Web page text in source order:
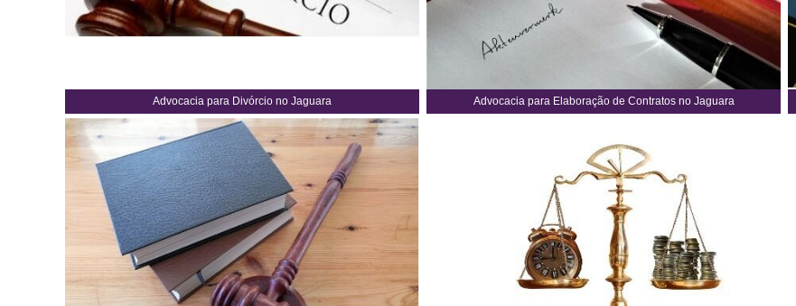
Advocacia para Divórcio no Jaguara Advocacia para Elaboração de Contratos no Jaguara